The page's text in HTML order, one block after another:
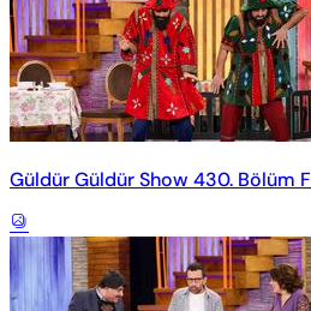
Güldür Güldür Show 430. Bölüm